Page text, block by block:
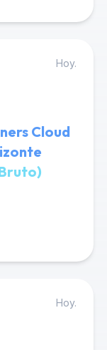
Hoy.
Cloud
Hoy.